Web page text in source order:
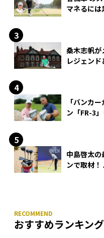
マネるに
桑木志帆が
レジェンド
「バンカ
ン「FR-3
中島啓太
ンで取材！
おすすめランキング